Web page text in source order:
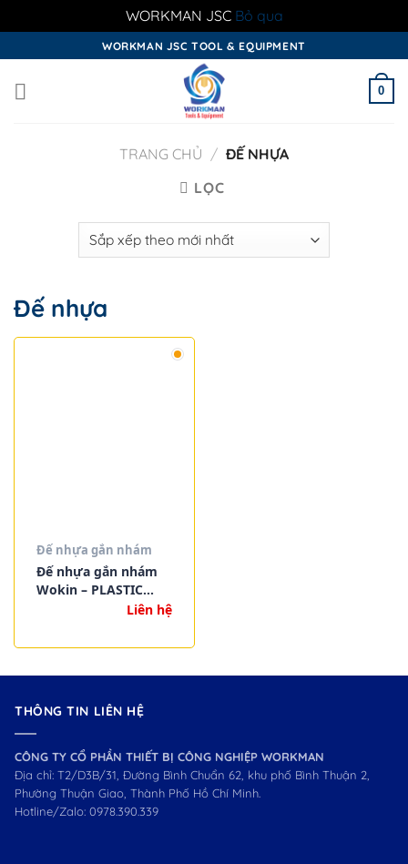
WORKMAN JSC Bỏ qua
to
content
WORKMAN JSC TOOL & EQUIPMENT
0
TRANG CHỦ / ĐẾ NHỰA
LỌC
Đế nhựa
Đế nhựa gắn nhám
Đế nhựa gắn nhám
Wokin – PLASTIC
BACKING PAD WITH
(INDUSTRIAL)
Liên hệ
THÔNG TIN LIÊN HỆ
CÔNG TY CỔ PHẦN THIẾT BỊ CÔNG NGHIỆP WORKMAN
Địa chỉ: T2/D3B/31, Đường Bình Chuẩn 62, khu phố Bình Thuận 2,
Phường Thuận Giao, Thành Phố Hồ Chí Minh.
Hotline/Zalo: 0978.390.339